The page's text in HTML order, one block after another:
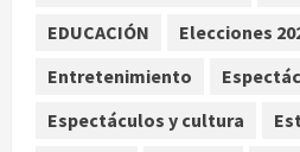
Desplome de
estrella de
EDUCACIÓN
Elecciones
Entretenimiento
Espectáculos y cultura